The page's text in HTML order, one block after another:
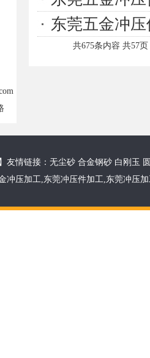
东莞五金冲
共675条内容 共57页
】友情链接： 无尘砂 合金钢砂 白刚玉
冲压加工,东莞冲压件加工,东莞冲压